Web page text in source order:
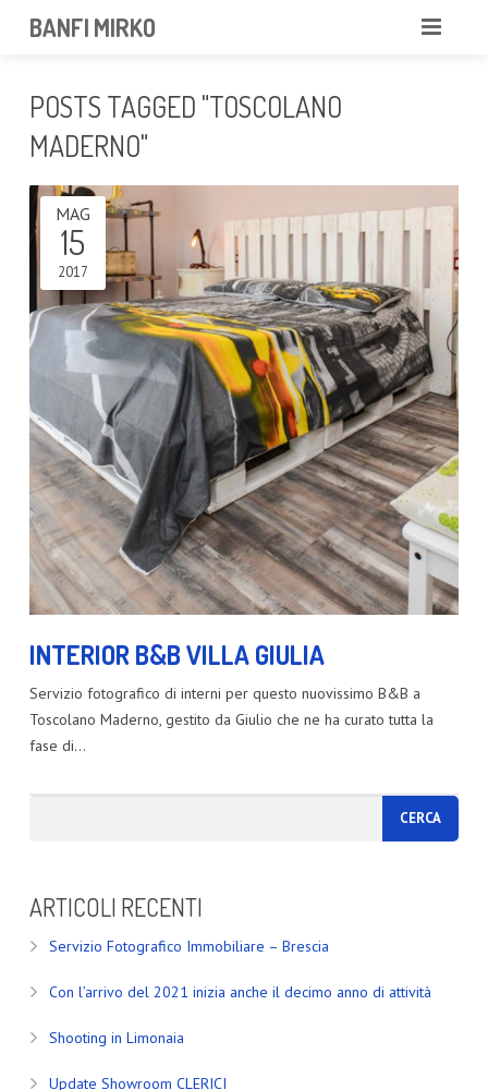
BANFI MIRKO
FOTOGRAFO
PROFESSIONISTA
PORTFOLIO
SERVIZI
NEWS
CONTATTAMI
POSTS TAGGED "TOSCOLANO
MADERNO"
INTERIOR B&B VILLA GIULIA
MAG
15
2017
Servizio fotografico di interni per questo nuovissimo B&B a
Toscolano Maderno, gestito da Giulio che ne ha curato tutta la
fase di…
ARTICOLI RECENTI
Servizio Fotografico Immobiliare – Brescia
Con l’arrivo del 2021 inizia anche il decimo anno di attività
Shooting in Limonaia
Update Showroom CLERICI